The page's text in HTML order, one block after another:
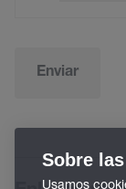
Enviar
Sobre
Usamos